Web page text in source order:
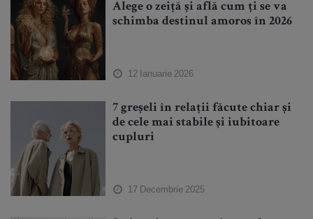
Alege o zeiță și află cum ți se va
schimba destinul amoros în 2026
12 Ianuarie 2026
7 greșeli în relații făcute chiar și
de cele mai stabile și iubitoare
cupluri
17 Decembrie 2025